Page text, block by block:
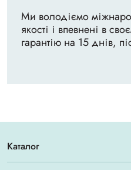
Ми володіємо
якості і впевнені в
гарантію на 15 днів,
Каталог